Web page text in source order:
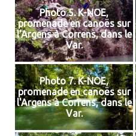
Photo 5. K-NOE,
promenade en canoës sur
l'Argens à Correns, dans le
Var.
Photo 7. K-NOE,
promenade en canoës sur
l'Argens à Correns, dans le
Var.